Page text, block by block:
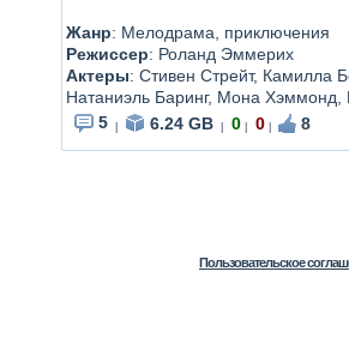
Жанр: Мелодрама, приключения
Режиссер: Роланд Эммерих
Актеры: Стивен Стрейт,
Натаниэль Баринг, Мона
5
6.24 GB 0 0 8
Пользовательское